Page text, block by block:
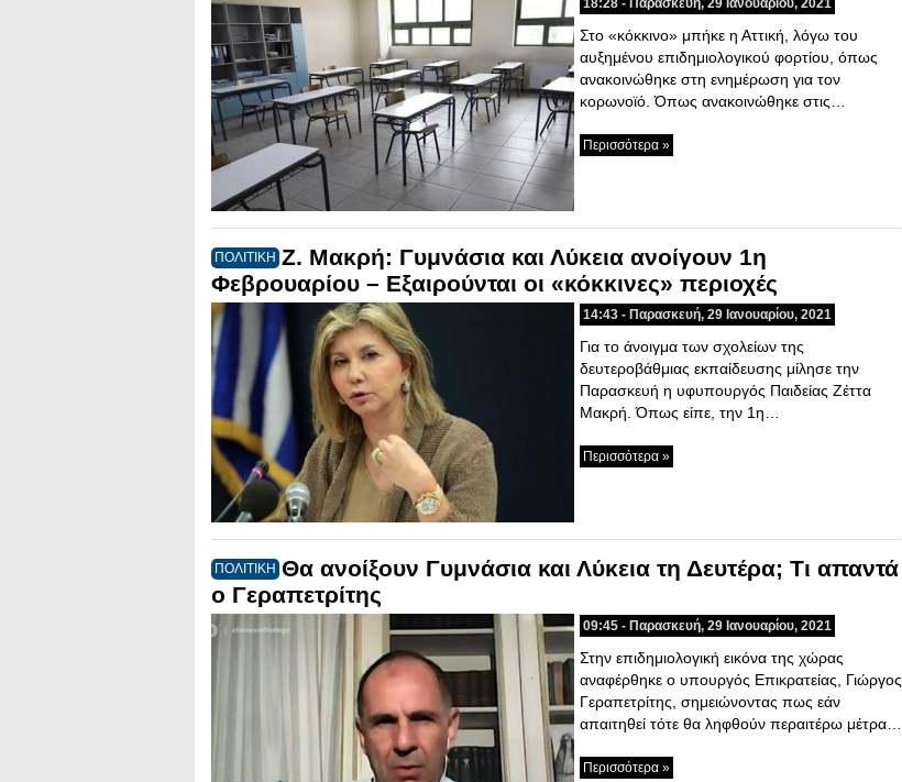
18:28 - Παρασκευή, 29 Ιανουαρίου, 2021
Στο «κόκκινο» μπήκε η Αττική, λόγω του
αυξημένου επιδημιολογικού φορτίου, όπως
ανακοινώθηκε στη ενημέρωση για τον
κορωνοϊό. Όπως ανακοινώθηκε στις…
Περισσότερα »
ΠΟΛΙΤΙΚΗ Ζ. Μακρή: Γυμνάσια και Λύκεια ανοίγουν 1η
Φεβρουαρίου – Εξαιρούνται οι «κόκκινες» περιοχές
14:43 - Παρασκευή, 29 Ιανουαρίου, 2021
Για το άνοιγμα των σχολείων της
δευτεροβάθμιας εκπαίδευσης μίλησε την
Παρασκευή η υφυπουργός Παιδείας Ζέττα
Μακρή. Όπως είπε, την 1η…
Περισσότερα »
ΠΟΛΙΤΙΚΗ Θα ανοίξουν Γυμνάσια και Λύκεια τη Δευτέρα; Τι απαντά
ο Γεραπετρίτης
09:45 - Παρασκευή, 29 Ιανουαρίου, 2021
Στην επιδημιολογική εικόνα της χώρας
αναφέρθηκε ο υπουργός Επικρατείας, Γιώργος
Γεραπετρίτης, σημειώνοντας πως εάν
απαιτηθεί τότε θα ληφθούν περαιτέρω μέτρα…
Περισσότερα »